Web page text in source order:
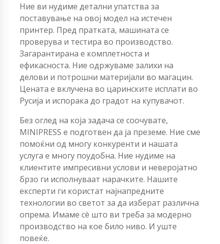
Ние ви нудиме детални упатства за
поставување на овој модел на истечен
принтер. Пред пратката, машината се
проверува и тестира во производство.
Загарантирана е комплетноста и
ефикасноста. Ние одржуваме залихи на
делови и потрошни материјали во магацин.
Цената е вклучена во царинските исплати во
Русија и испорака до градот на купувачот.
Без оглед на која задача се соочувате,
MINIPRESS е подготвен да ја преземе. Ние сме
помоќни од многу конкуренти и нашата
услуга е многу поудобна. Ние нудиме на
клиентите импресивни услови и неверојатно
брзо ги исполнуваат нарачките. Нашите
експерти ги користат најнапредните
технологии во светот за да изберат различна
опрема. Имаме сè што ви треба за модерно
производство на кое било ниво. И уште
повеќе.